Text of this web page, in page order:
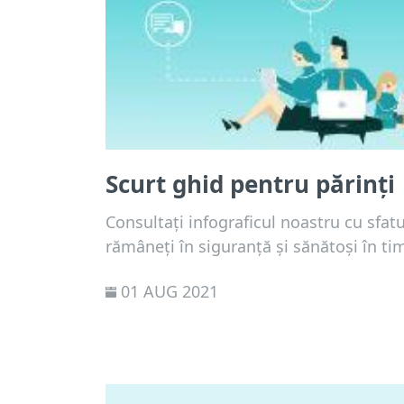
Scurt ghid pentru părinți
Consultați infograficul noastru cu
rămâneți în siguranță și sănătoși în
01 AUG 2021